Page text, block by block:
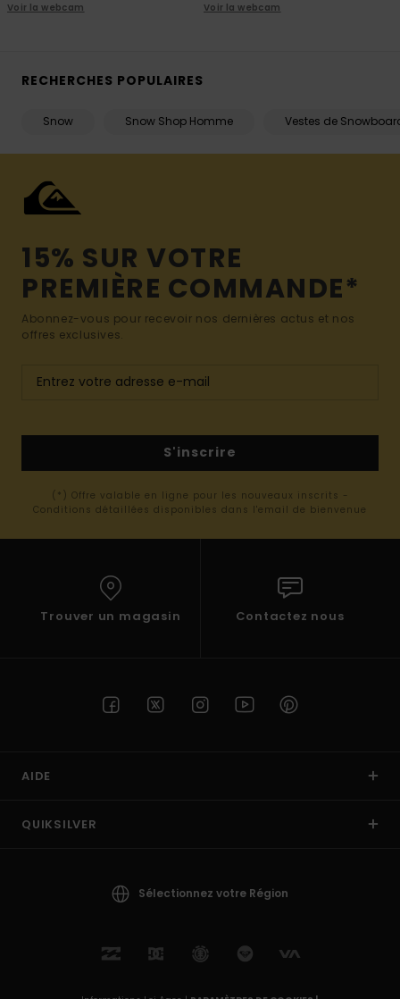
Voir la webcam Voir la webcam
RECHERCHES POPULAIRES
Snow Snow Shop Homme Vestes de
15% SUR VOTRE
PREMIÈRE COMMANDE*
Abonnez-vous pour recevoir nos dernières actus et nos
offres exclusives.
S'inscrire
(*) Offre valable en ligne pour les nouveaux inscrits -
Conditions détaillées disponibles dans l'email de bienvenue
Trouver un magasin Contactez nous
AIDE
QUIKSILVER
Sélectionnez votre Région